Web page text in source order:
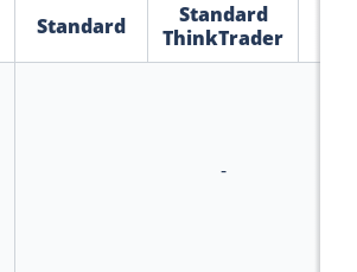
Standard
Standard
ThinkTrader
-